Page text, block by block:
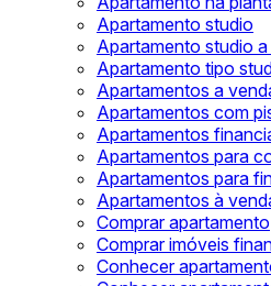
Apartamento studio
Apartamento studio
Apartamento tipo
Apartamentos a
Apartamentos com
Apartamentos
Apartamentos para
Apartamentos para
Apartamentos à
Comprar apartamento
Comprar imóveis
Conhecer